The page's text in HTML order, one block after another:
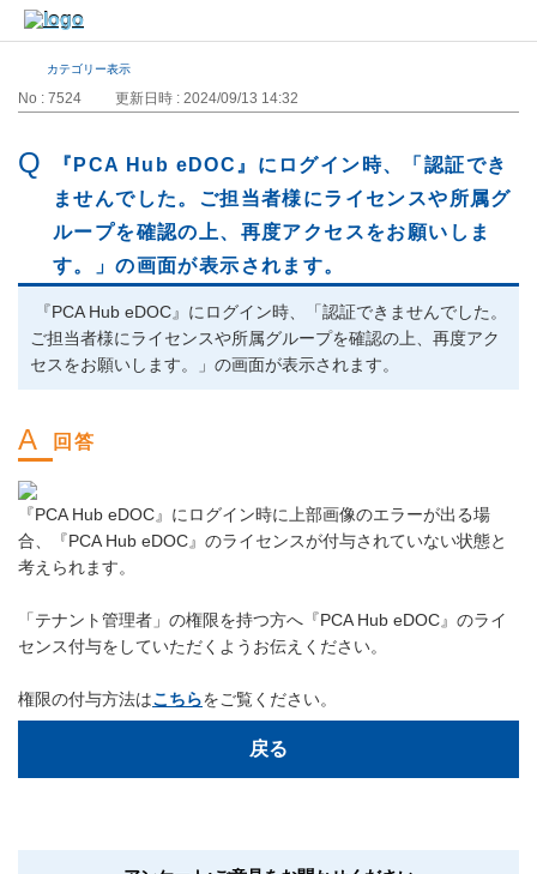
カテゴリー表示
No : 7524 更新日時 : 2024/09/13 14:32
『PCA Hub eDOC』にログイン時、「認証でき
ませんでした。ご担当者様にライセンスや所属グ
ループを確認の上、再度アクセスをお願いしま
す。」の画面が表示されます。
『PCA Hub eDOC』にログイン時、「認証できませんでした。
ご担当者様にライセンスや所属グループを確認の上、再度アク
セスをお願いします。」の画面が表示されます。
『PCA Hub eDOC』にログイン時に上部画像のエラーが出る場
合、『PCA Hub eDOC』のライセンスが付与されていない状態と
考えられます。
「テナント管理者」の権限を持つ方へ『PCA Hub eDOC』のライ
センス付与をしていただくようお伝えください。
権限の付与方法はこちらをご覧ください。
戻る